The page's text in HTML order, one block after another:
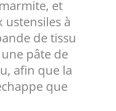
et
ustensiles à
de tissu
pâte de
afin que la
que